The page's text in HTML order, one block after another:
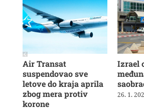
Air Transat
suspendovao sve
letove do kraja aprila
zbog mera protiv
korone
Izrael
26. 1.